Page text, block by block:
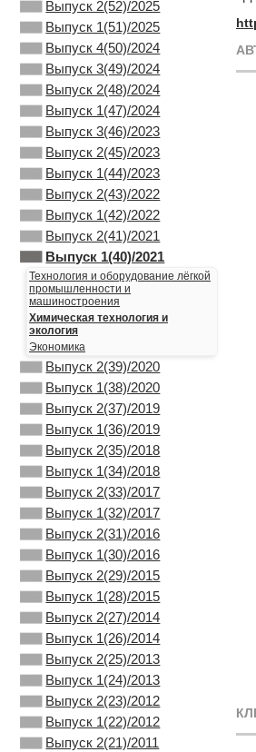
Выпуск 2(52)/2025
Выпуск 1(51)/2025
Выпуск 4(50)/2024
Выпуск 3(49)/2024
Выпуск 2(48)/2024
Выпуск 1(47)/2024
Выпуск 3(46)/2023
Выпуск 2(45)/2023
Выпуск 1(44)/2023
Выпуск 2(43)/2022
Выпуск 1(42)/2022
Выпуск 2(41)/2021
Выпуск 1(40)/2021
Технология и оборудование лёгкой
промышленности и
машиностроения
Химическая технология и
экология
Экономика
Выпуск 2(39)/2020
Выпуск 1(38)/2020
Выпуск 2(37)/2019
Выпуск 1(36)/2019
Выпуск 2(35)/2018
Выпуск 1(34)/2018
Выпуск 2(33)/2017
Выпуск 1(32)/2017
Выпуск 2(31)/2016
Выпуск 1(30)/2016
Выпуск 2(29)/2015
Выпуск 1(28)/2015
Выпуск 2(27)/2014
Выпуск 1(26)/2014
Выпуск 2(25)/2013
Выпуск 1(24)/2013
Выпуск 2(23)/2012
Выпуск 1(22)/2012
Выпуск 2(21)/2011